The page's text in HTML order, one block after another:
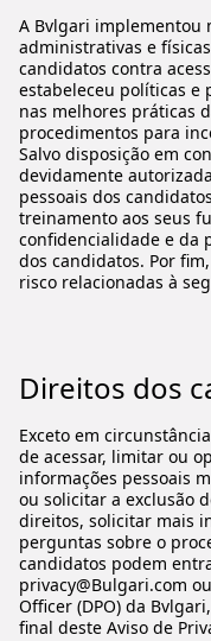
A Bvlgari implementou
administrativas e
candidatos contra
estabeleceu políticas e
nas melhores práticas
procedimentos para
Salvo disposição em
devidamente
pessoais dos
treinamento aos seus
confidencialidade e da
dos candidatos. Por
risco relacionadas à
Direitos dos
Exceto em
de acessar, limitar ou
informações pessoais
ou solicitar a exclusão
direitos, solicitar mais
perguntas sobre o
candidatos podem
privacy@Bulgari.com
Officer (DPO) da
final deste Aviso de